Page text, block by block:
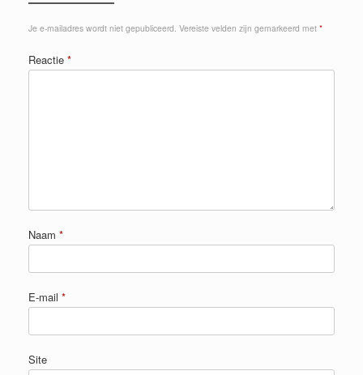
Je e-mailadres wordt niet gepubliceerd. Vereiste velden zijn gemarkeerd met *
Reactie *
Naam *
E-mail *
Site